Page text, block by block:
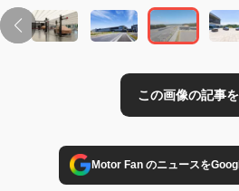
Motor Fan のニュースを